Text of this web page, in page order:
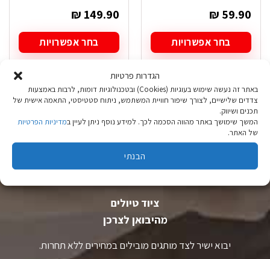
הגדרות פרטיות
באתר זה נעשה שימוש בעוגיות (Cookies) ובטכנולוגיות דומות, לרבות באמצעות
צדדים שלישיים, לצורך שיפור חוויית המשתמש, ניתוח סטטיסטי, התאמה אישית של
תכנים ושיווק.
המשך שימושך באתר מהווה הסכמה לכך. למידע נוסף ניתן לעיין במדיניות הפרטיות
של האתר.
הבנתי
₪ 59.90
בחר אפשרויות
למוצר
מספר
סוגים.
ניתן
לבחור
את
המוצר
₪ 149.90
בחר אפשרויות
למוצר
יש
מספר
סוגים.
לבחור
המוצר
ציוד טיולים
מהיבואן לצרכן
יבוא ישיר לצד מותגים מובילים במחירים ללא תחרות.